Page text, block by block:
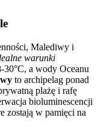
Malediwy i
warunki
30°C, a wody Oceanu
to archipelag ponad
plażę i rafę
bioluminescencji
zostają w pamięci na